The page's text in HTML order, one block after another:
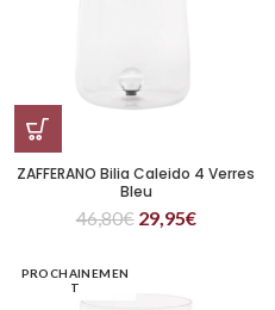
ZAFFERANO Bilia Caleido 4 Verres
Bleu
46,80€ 29,95€
PROCHAINEMEN
T